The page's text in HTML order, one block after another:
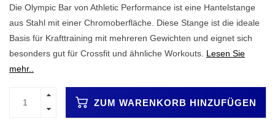
Die Olympic Bar von Athletic Performance ist eine Hantelstange
aus Stahl mit einer Chromoberfläche. Diese Stange ist die ideale
Basis für Krafttraining mit mehreren Gewichten und eignet sich
besonders gut für Crossfit und ähnliche Workouts. Lesen Sie
mehr..
ZUM WARENKORB HINZUFÜGEN